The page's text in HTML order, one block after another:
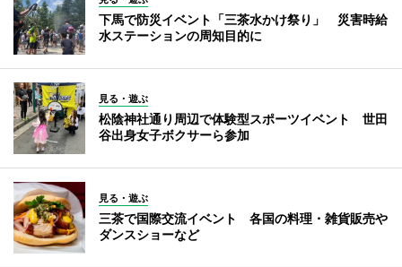
下馬で防災イベント「三茶水かけ祭り」 災害時給
水ステーションの周知目的に
見る・遊ぶ
松陰神社通り周辺で体験型スポーツイベント 世田
谷出身女子ボクサーら参加
見る・遊ぶ
三茶で国際交流イベント 各国の料理・雑貨販売や
ダンスショーなど